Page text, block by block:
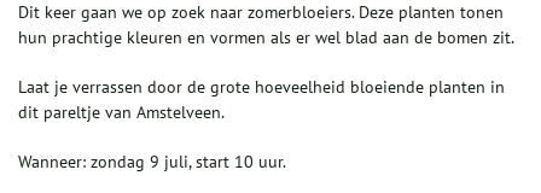
Dit keer gaan we op zoek naar zomerbloeiers. Deze planten tonen
hun prachtige kleuren en vormen als er wel blad aan de bomen zit.
Laat je verrassen door de grote hoeveelheid bloeiende planten in
dit pareltje van Amstelveen.
Wanneer: zondag 9 juli, start 10 uur.